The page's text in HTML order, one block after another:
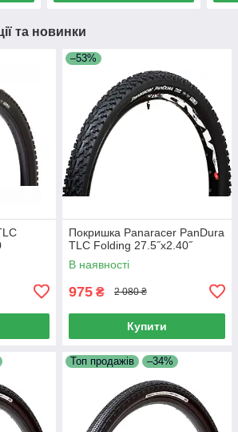
та новинки
–53%
Покришка Panaracer PanDura
TLC Folding 27.5˝x2.40˝
В наявності
975 ₴ 2 080 ₴
Купити
Топ продажів –34%